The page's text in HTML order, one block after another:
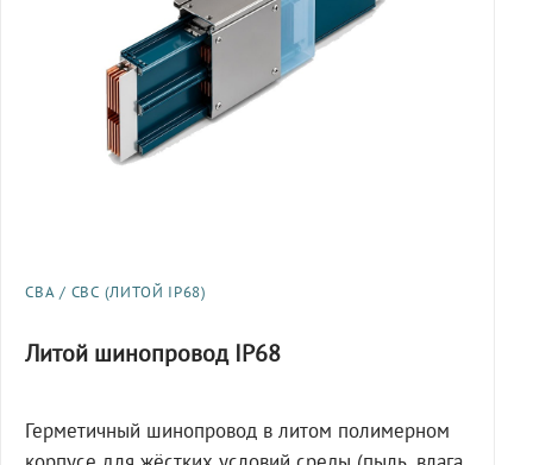
СВА / СВС (ЛИТОЙ IP68)
Литой шинопровод IP68
Герметичный шинопровод в литом полимерном